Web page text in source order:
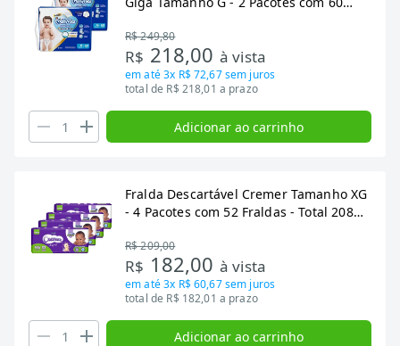
R$ 249,80
R$ 218,00 à vista
em até3x R$ 72,67sem juros
total de R$ 218,01 a prazo
Adicionar ao carrinho
Fralda Descartável Cremer Tamanho XG
- 4 Pacotes com 52 Fraldas - Total 208
R$ 209,00
R$ 182,00 à vista
em até3x R$ 60,67sem juros
total de R$ 182,01 a prazo
Adicionar ao carrinho